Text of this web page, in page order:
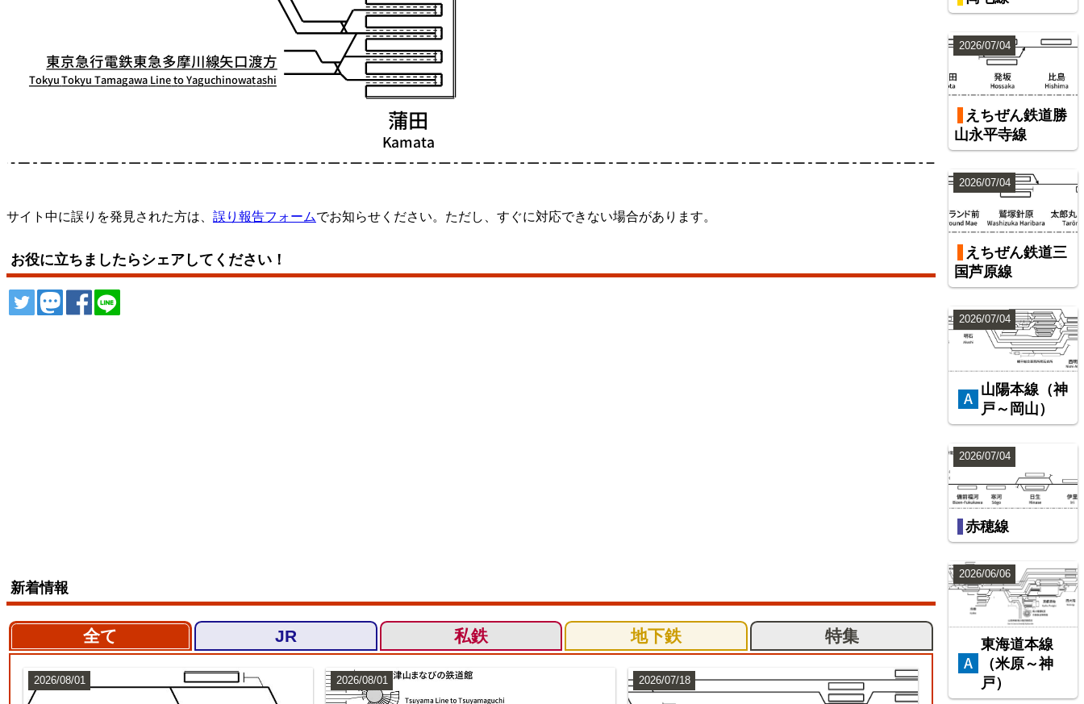
サイト中に誤りを発見された方は、 誤り報告フォームでお知らせください。ただし、すぐに対応できない場合があります。
お役に立ちましたらシェアしてください！
ツイートトゥート
シェア
新着情報
全て JR 私鉄 地下鉄 特集
2026/08/01 2026/08/01 2026/07/18
えちぜん鉄道勝
山永平寺線
2026/07/04
えちぜん鉄道三
国芦原線
2026/07/04
山陽本線（神
戸～岡山）
2026/07/04
赤穂線
2026/07/04
東海道本線
（米原～神
戸）
2026/06/06